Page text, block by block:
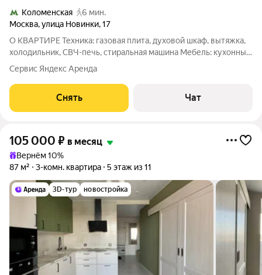
Коломенская
6 мин.
Москва,улица Новинки,17
О КВАРТИРЕ Техника: газовая плита, духовой шкаф, вытяжка,
холодильник, СВЧ-печь, стиральная машина Мебель: кухонный
гарнитур, 4 стола: обеденный, прикроватный и 2 журнальных,
раскладной диван, 2 шкафа: книжный и платяной, 2 кресла,
настенная вешалка
Сервис Яндекс Аренда
Снять Чат
105 000 ₽ в месяц
Вернём 10%
87 м²
3-комн. квартира 5 этаж из 11
3D-тур новостройка